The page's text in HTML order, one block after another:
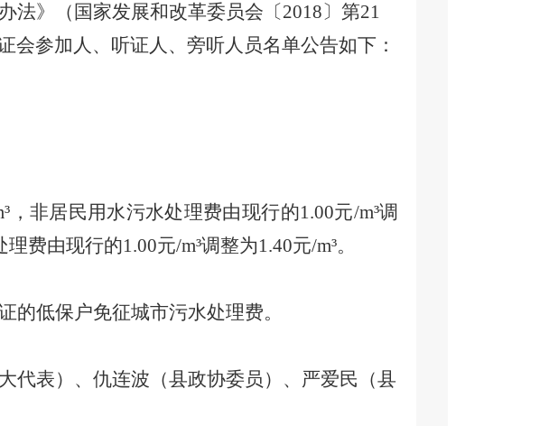
法》（国家发展和改革委员会〔2018〕第21
参加人、听证人、旁听人员名单公告如下：
，非居民用水污水处理费由现行的1.00元/m³调
费由现行的1.00元/m³调整为1.40元/m³。
的低保户免征城市污水处理费。
代表）、仇连波（县政协委员）、严爱民（县